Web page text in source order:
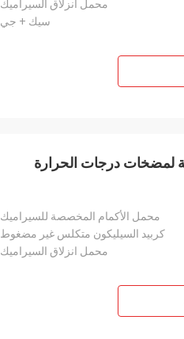
محمل انزلاق السيراميك
سيك + جي
لمضخات درجات الحرارة
محمل الأكمام المخصصة للسيراميك
كربيد السيليكون متكلس غير مضغوط
محمل انزلاق السيراميك